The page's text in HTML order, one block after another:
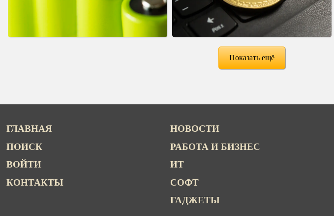
Показать ещё
ГЛАВНАЯ
ПОИСК
ВОЙТИ
КОНТАКТЫ
НОВОСТИ
РАБОТА И БИЗНЕС
ИТ
СОФТ
ГАДЖЕТЫ